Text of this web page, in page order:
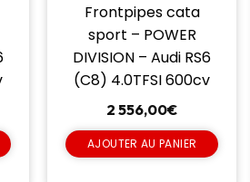
Frontpipes cata
sport – POWER
DIVISION – Audi RS6
(C8) 4.0TFSI 600cv
2 556,00€
AJOUTER AU PANIER